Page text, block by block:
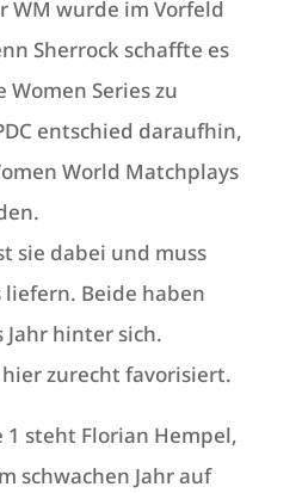
WM wurde im Vorfeld
Sherrock schaffte es
Series zu
entschied daraufhin,
World Matchplays
sie dabei und muss
liefern. Beide haben
hinter sich.
hier zurecht favorisiert.
1 steht Florian Hempel,
schwachen Jahr auf